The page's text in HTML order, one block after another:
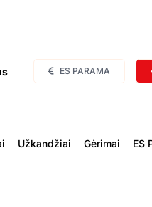
ES PARAMA
Užkandžiai Gėrimai ES